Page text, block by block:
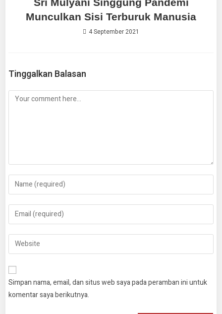
Munculkan Sisi Terburuk Manusia
4 September 2021
Tinggalkan Balasan
Simpan nama, email, dan situs web saya pada peramban ini untuk
komentar saya berikutnya.